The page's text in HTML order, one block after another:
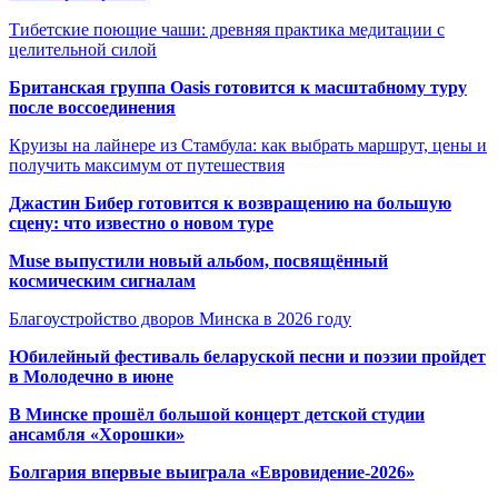
Тибетские поющие чаши: древняя практика медитации с
целительной силой
Британская группа Oasis готовится к масштабному туру
после воссоединения
Круизы на лайнере из Стамбула: как выбрать маршрут, цены и
получить максимум от путешествия
Джастин Бибер готовится к возвращению на большую
сцену: что известно о новом туре
Muse выпустили новый альбом, посвящённый
космическим сигналам
Благоустройство дворов Минска в 2026 году
Юбилейный фестиваль беларуской песни и поэзии пройдет
в Молодечно в июне
В Минске прошёл большой концерт детской студии
ансамбля «Хорошки»
Болгария впервые выиграла «Евровидение-2026»